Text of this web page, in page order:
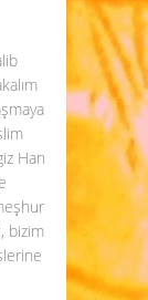
Han
bizim